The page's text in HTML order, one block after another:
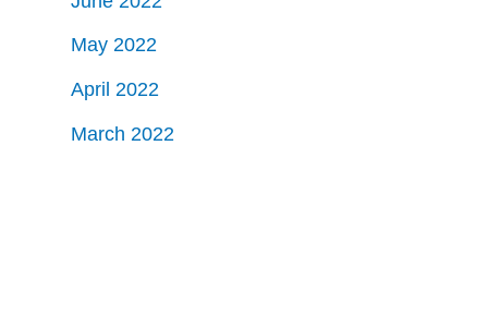
May 2022
April 2022
March 2022